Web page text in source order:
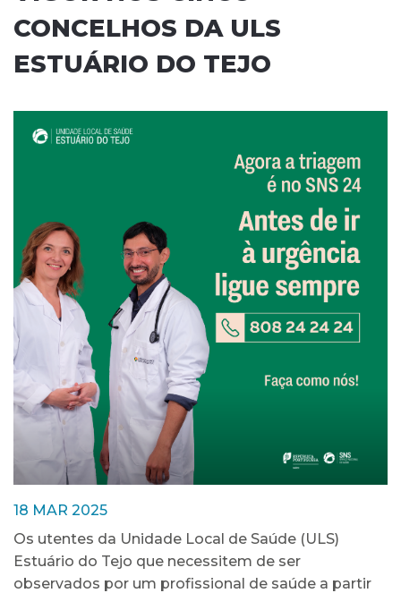
CONCELHOS DA ULS
ESTUÁRIO DO TEJO
18 MAR 2025
Os utentes da Unidade Local de Saúde (ULS)
Estuário do Tejo que necessitem de ser
observados por um profissional de saúde a partir